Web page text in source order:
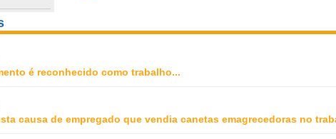
é reconhecido como trabalho...
causa de empregado que vendia canetas emagrecedoras no